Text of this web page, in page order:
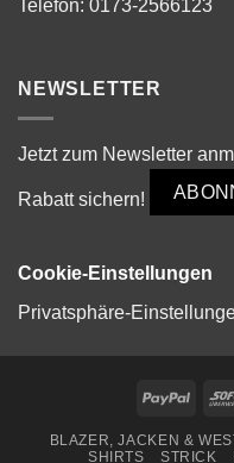
Telefon: 0173-2566123
NEWSLETTER
Jetzt zum Newsletter
Rabatt sichern!
Cookie-Einstellungen
Privatsphäre-
BLAZER, JACKEN &
SHIRTS
STRICK